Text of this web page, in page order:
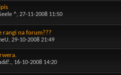
^, 27-11-2008 11:50
rangi na forum???
, 29-10-2008 21:49
, 16-10-2008 14:20